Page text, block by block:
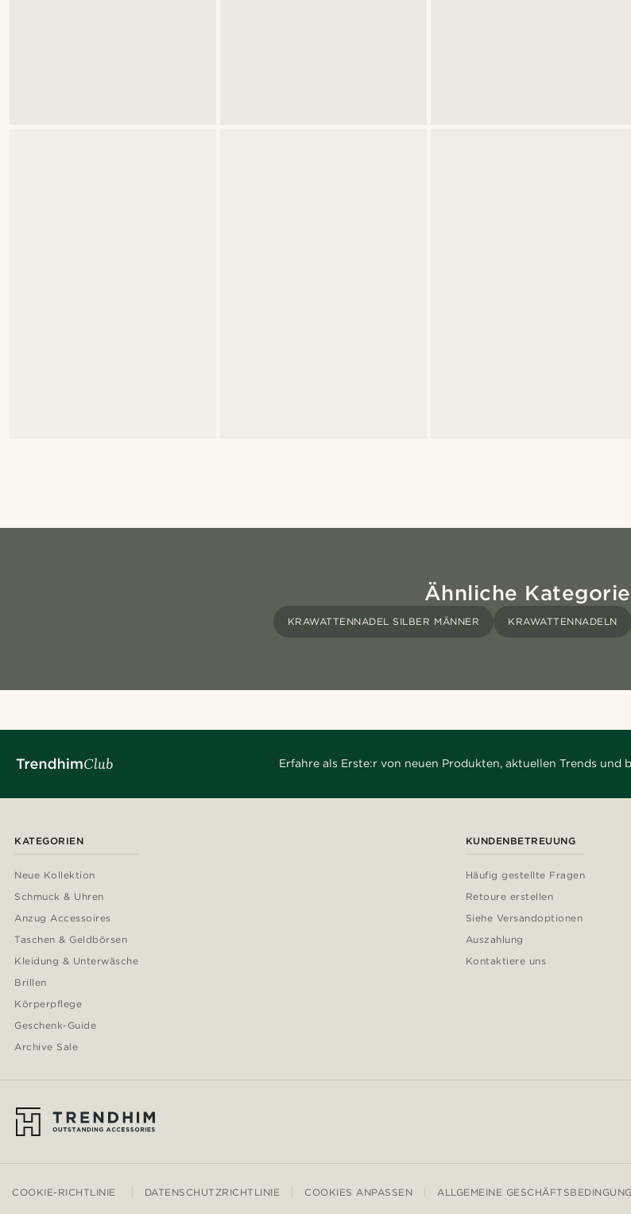
Ähnliche
KRAWATTENNADEL SILBER MÄNNER KRAWATTENNADELN
Erfahre als Erste:r von neuen Produkten, aktuellen Trends und
KATEGORIEN
Neue Kollektion
Schmuck & Uhren
Anzug Accessoires
Taschen & Geldbörsen
Kleidung & Unterwäsche
Brillen
Körperpflege
Geschenk-Guide
Archive Sale
KUNDENBETREUUNG
Häufig gestellte Fragen
Retoure erstellen
Siehe Versandoptionen
Auszahlung
Kontaktiere uns
COOKIE-RICHTLINIE DATENSCHUTZRICHTLINIE COOKIES ANPASSEN ALLGEMEINE